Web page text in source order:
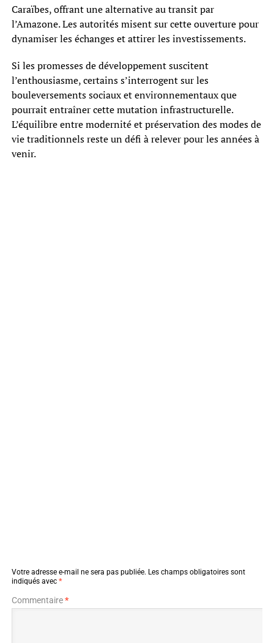
Caraïbes, offrant une alternative au transit par
l’Amazone. Les autorités misent sur cette ouverture pour
dynamiser les échanges et attirer les investissements.
Si les promesses de développement suscitent
l’enthousiasme, certains s’interrogent sur les
bouleversements sociaux et environnementaux que
pourrait entraîner cette mutation infrastructurelle.
L’équilibre entre modernité et préservation des modes de
vie traditionnels reste un défi à relever pour les années à
venir.
Votre adresse e-mail ne sera pas publiée. Les champs obligatoires sont
indiqués avec *
Commentaire*